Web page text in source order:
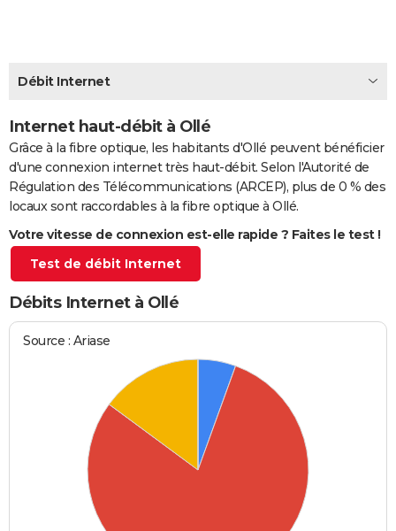
CARTE DE VOEUX
Carte de Noël
Carte Bonne année
Carte Saint-Valentin
Carte Pâques
Carte d'anniversaire
DICTIONNAIRE
Dictionnaire
Biographies
Citations
Expressions
Proverbes
PROGRAMME TV
COPAINS D'AVANT
S'inscrire
Se connecter
Lycées
Collèges
Primaires
Universités
Entreprises
Service militaire
Avis de recherche
AVIS DE DÉCÈS
FORUM
Bricolage
Lifestyle
Culture
Sport
Auto
Television
Voyage
Cinema
Débit Internet
Internet haut-débit à Ollé
Grâce à la fibre optique, les habitants d'Ollé peuvent bénéficier
d'une connexion internet très haut-débit. Selon l'Autorité de
Régulation des Télécommunications (ARCEP), plus de 0 % des
locaux sont raccordables à la fibre optique à Ollé.
Votre vitesse de connexion est-elle rapide ? Faites le test !
Test de débit Internet
Débits Internet à Ollé
Source : Ariase